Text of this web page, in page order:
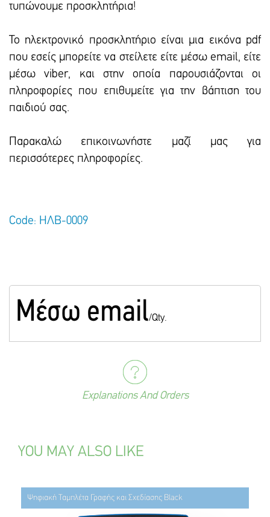
τυπώνουμε προσκλητήρια!
To ηλεκτρονικό προσκλητήριο είναι μια εικόνα pdf
που εσείς μπορείτε να στείλετε είτε μέσω email, είτε
μέσω viber, και στην οποία παρουσιάζονται οι
πληροφορίες που επιθυμείτε για την βάπτιση του
παιδιού σας.
Παρακαλώ επικοινωνήστε μαζί μας για
περισσότερες πληροφορίες.
Code: ΗΛΒ-0009
Mέσω email/Qty.
Explanations And Orders
YOU MAY ALSO LIKE
Ψηφιακή Ταμπλέτα Γραφής και Σχεδίασης Black